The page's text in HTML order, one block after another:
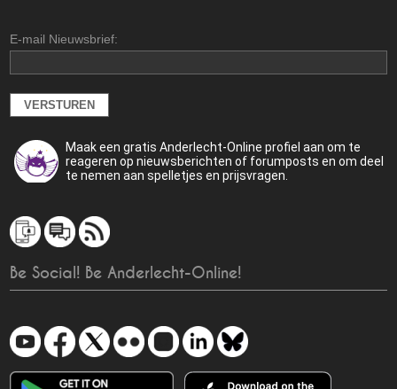
E-mail Nieuwsbrief:
Maak een gratis Anderlecht-Online profiel aan om te
reageren op nieuwsberichten of forumposts en om deel
te nemen aan spelletjes en prijsvragen.
Be Social! Be Anderlecht-Online!